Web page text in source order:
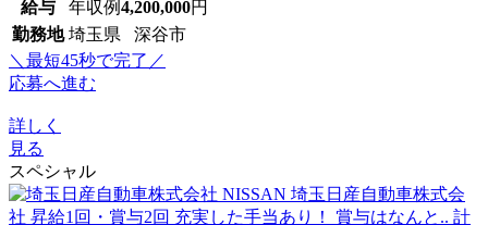
給与 年収例4,200,000円
勤務地 埼玉県 深谷市
＼最短45秒で完了／
応募へ進む
詳しく
見る
スペシャル